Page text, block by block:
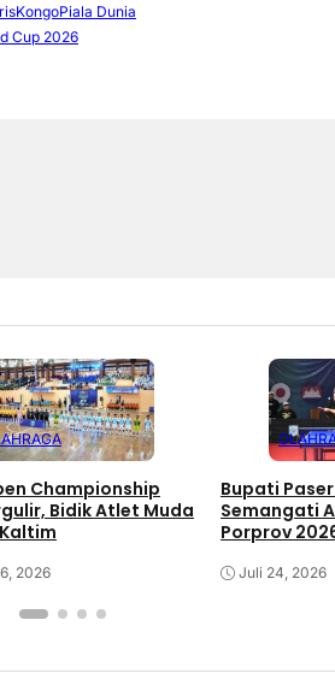
KongoPiala Dunia
Cup 2026
Championship
Bidik Atlet Muda
2026
Bupati
Semangati
Porprov
Juli 24, 2026